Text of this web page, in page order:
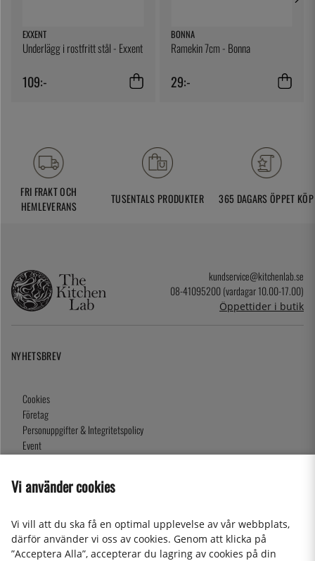
EXXENT
Underlägg i rostfritt stål - Exxent
109:-
BONNA
Ramekin 7cm - Bonna
29:-
FRI FRAKT OCH
HEMLEVERANS
TUSENTALS PRODUKTER 365 DAGARS ÖPPET KÖP
kundservice@kitchenlab.se
08-41095200 (vardagar 10.00-17.00)
Öppettider i butik
NYHETSBREV
Cookies
Företag
Personuppgifter & Integritetspolicy
Event
Presentkort
Vi använder cookies
Vi vill att du ska få en optimal upplevelse av vår webbplats,
därför använder vi oss av cookies. Genom att klicka på
”Acceptera Alla”, accepterar du lagring av cookies på din